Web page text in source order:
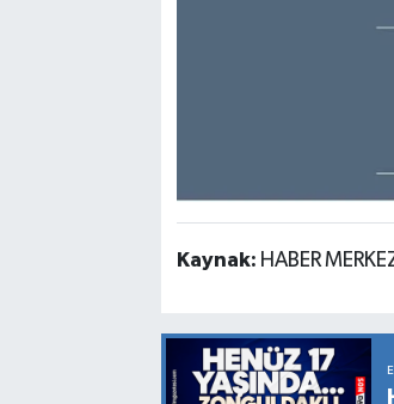
Kaynak: HABER